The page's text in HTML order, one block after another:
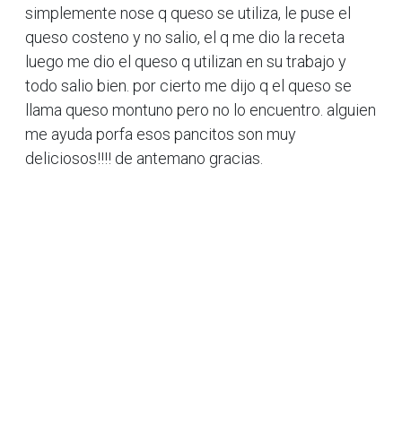
simplemente nose q queso se utiliza, le puse el
queso costeno y no salio, el q me dio la receta
luego me dio el queso q utilizan en su trabajo y
todo salio bien. por cierto me dijo q el queso se
llama queso montuno pero no lo encuentro. alguien
me ayuda porfa esos pancitos son muy
deliciosos!!!! de antemano gracias.